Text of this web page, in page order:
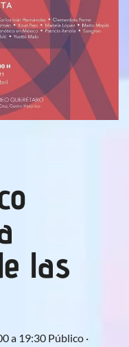
las
a 19:30 Público ·